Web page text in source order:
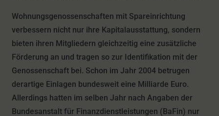
Wohnungsgenossenschaften mit Spareinrichtung
verbessern nicht nur ihre Kapitalausstattung, sondern
bieten ihren Mitgliedern gleichzeitig eine zusätzliche
Förderung an und tragen so zur Identifikation mit der
Genossenschaft bei. Schon im Jahr 2004 betrugen
derartige Einlagen bundesweit eine Milliarde Euro.
Allerdings hatten im selben Jahr nach Angaben der
Bundesanstalt für Finanzdienstleistungen (BaFin) nur